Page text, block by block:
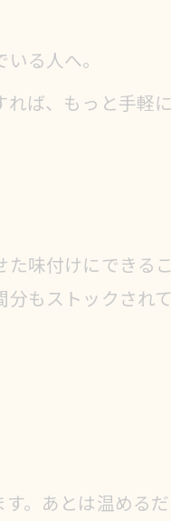
る人へ。
ば、もっと手軽
味付けにできる
もストックされ
。あとは温めるだ